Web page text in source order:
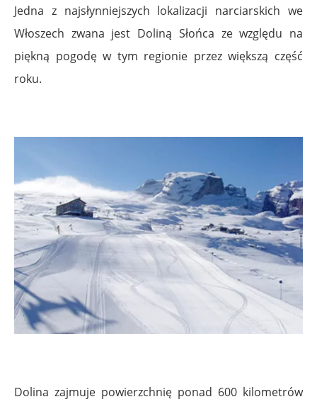
Jedna z najsłynniejszych lokalizacji narciarskich we
Włoszech zwana jest Doliną Słońca ze względu na
piękną pogodę w tym regionie przez większą część
roku.
Dolina zajmuje powierzchnię ponad 600 kilometrów